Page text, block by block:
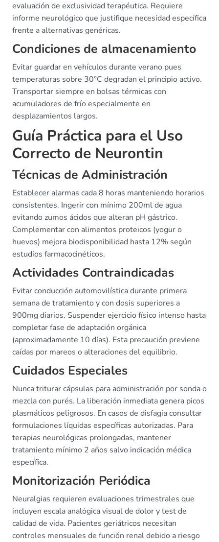
evaluación de exclusividad terapéutica. Requiere
informe neurológico que justifique necesidad específica
frente a alternativas genéricas.
Condiciones de almacenamiento
Evitar guardar en vehículos durante verano pues
temperaturas sobre 30°C degradan el principio activo.
Transportar siempre en bolsas térmicas con
acumuladores de frío especialmente en
desplazamientos largos.
Guía Práctica para el Uso
Correcto de Neurontin
Técnicas de Administración
Establecer alarmas cada 8 horas manteniendo horarios
consistentes. Ingerir con mínimo 200ml de agua
evitando zumos ácidos que alteran pH gástrico.
Complementar con alimentos proteicos (yogur o
huevos) mejora biodisponibilidad hasta 12% según
estudios farmacocinéticos.
Actividades Contraindicadas
Evitar conducción automovilística durante primera
semana de tratamiento y con dosis superiores a
900mg diarios. Suspender ejercicio físico intenso hasta
completar fase de adaptación orgánica
(aproximadamente 10 días). Esta precaución previene
caídas por mareos o alteraciones del equilibrio.
Cuidados Especiales
Nunca triturar cápsulas para administración por sonda o
mezcla con purés. La liberación inmediata genera picos
plasmáticos peligrosos. En casos de disfagia consultar
formulaciones líquidas específicas autorizadas. Para
terapias neurológicas prolongadas, mantener
tratamiento mínimo 2 años salvo indicación médica
específica.
Monitorización Periódica
Neuralgias requieren evaluaciones trimestrales que
incluyen escala analógica visual de dolor y test de
calidad de vida. Pacientes geriátricos necesitan
controles mensuales de función renal debido a riesgo